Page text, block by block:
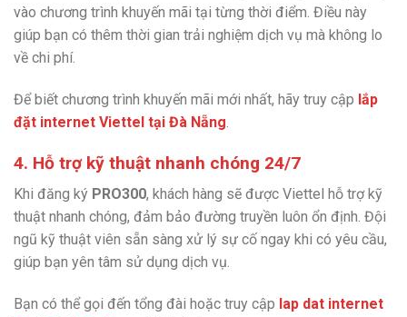
vào chương trình khuyến mãi tại từng thời điểm. Điều này
giúp bạn có thêm thời gian trải nghiệm dịch vụ mà không lo
về chi phí.
Để biết chương trình khuyến mãi mới nhất, hãy truy cập lắp
đặt internet Viettel tại Đà Nẵng.
4. Hỗ trợ kỹ thuật nhanh chóng 24/7
Khi đăng ký PRO300, khách hàng sẽ được Viettel hỗ trợ kỹ
thuật nhanh chóng, đảm bảo đường truyền luôn ổn định. Đội
ngũ kỹ thuật viên sẵn sàng xử lý sự cố ngay khi có yêu cầu,
giúp bạn yên tâm sử dụng dịch vụ.
Bạn có thể gọi đến tổng đài hoặc truy cập lap dat internet